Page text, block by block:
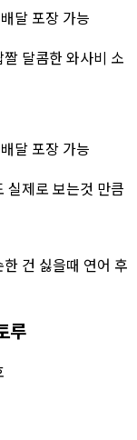
달콤한 와사비 소
실제로 보는것 만큼
건 싫을때 연어 후
루